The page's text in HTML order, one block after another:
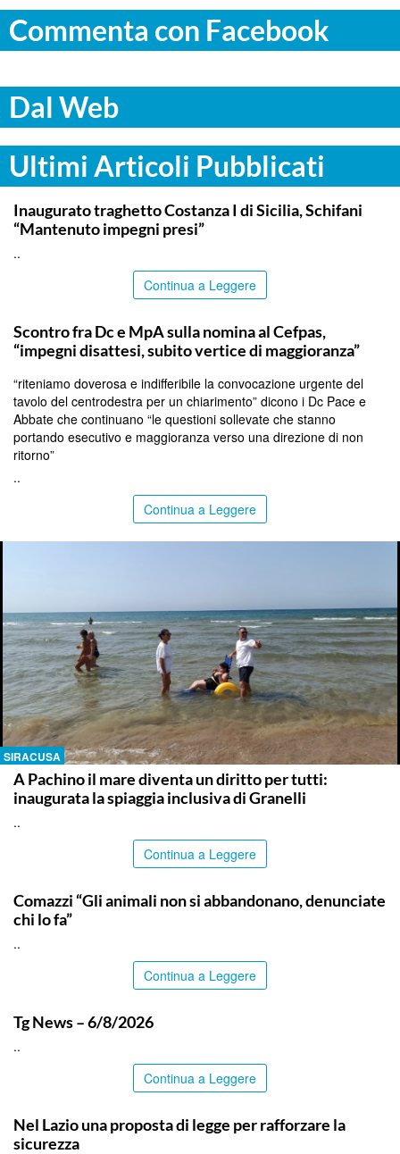
Commenta con Facebook
Dal Web
Ultimi Articoli Pubblicati
ITALPRESS
Inaugurato traghetto Costanza I di Sicilia, Schifani
“Mantenuto impegni presi”
..
Continua a Leggere
Scontro fra Dc e MpA sulla nomina al Cefpas,
“impegni disattesi, subito vertice di maggioranza”
“riteniamo doverosa e indifferibile la convocazione urgente del
tavolo del centrodestra per un chiarimento” dicono i Dc Pace e
Abbate che continuano “le questioni sollevate che stanno
portando esecutivo e maggioranza verso una direzione di non
ritorno”
..
Continua a Leggere
SIRACUSA
A Pachino il mare diventa un diritto per tutti:
inaugurata la spiaggia inclusiva di Granelli
..
Continua a Leggere
Comazzi “Gli animali non si abbandonano, denunciate
chi lo fa”
..
Continua a Leggere
Tg News – 6/8/2026
..
Continua a Leggere
Nel Lazio una proposta di legge per rafforzare la
sicurezza